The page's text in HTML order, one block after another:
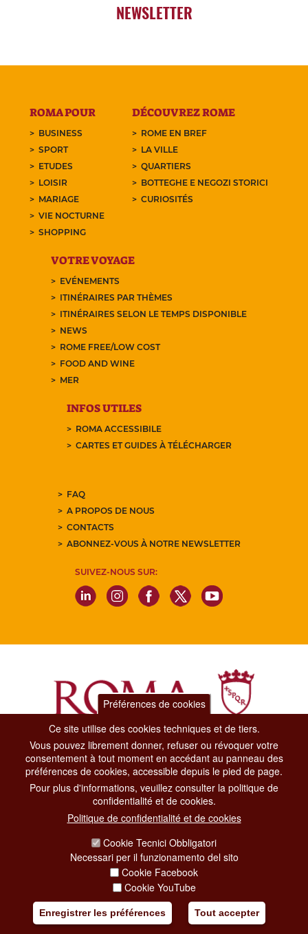
NEWSLETTER
ROMA POUR
BUSINESS
SPORT
ETUDES
LOISIR
MARIAGE
VIE NOCTURNE
SHOPPING
DÉCOUVREZ ROME
ROME EN BREF
LA VILLE
QUARTIERS
BOTTEGHE E NEGOZI STORICI
CURIOSITÉS
VOTRE VOYAGE
EVÉNEMENTS
ITINÉRAIRES PAR THÈMES
ITINÉRAIRES SELON LE TEMPS DISPONIBLE
NEWS
ROME FREE/LOW COST
FOOD AND WINE
MER
INFOS UTILES
ROMA ACCESSIBILE
CARTES ET GUIDES À TÉLÉCHARGER
FAQ
A PROPOS DE NOUS
CONTACTS
ABONNEZ-VOUS À NOTRE NEWSLETTER
SUIVEZ-NOUS SUR:
Dipartimento Grandi Eventi, Sport, Turismo e Moda.
Via di San Basilio, 51
00187 Roma
CONTACT CENTER TEL. 06 06 08
CONTATTA LA REDAZIONE
SOCIAL MEDIA POLICY
Préférences de cookies
Ce site utilise des cookies techniques et de tiers.
Vous pouvez librement donner, refuser ou révoquer votre
consentement à tout moment en accédant au panneau des
préférences de cookies, accessible depuis le pied de page.
Pour plus d'informations, veuillez consulter la politique de
confidentialité et de cookies.
Politique de confidentialité et de cookies
Cookie Tecnici Obbligatori
Necessari per il funzionamento del sito
Cookie Facebook
Cookie YouTube
Enregistrer les préférences Tout accepter